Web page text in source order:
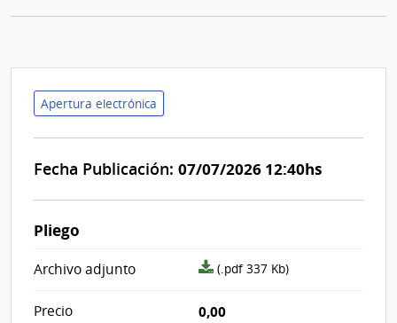
Apertura electrónica
Fecha Publicación: 07/07/2026 12:40hs
Pliego
Archivo adjunto
archivo
(.pdf 337 Kb)
Precio 0,00